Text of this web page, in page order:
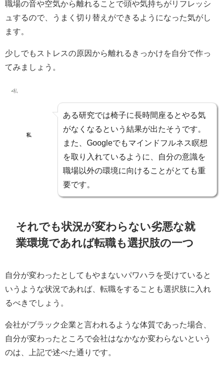
職場の音や空気から離れることで頭や気持ちがリフレッシ
ュするので、うまく切り替えができるようになった気がし
ます。
少しでもストレスの原因から離れるきっかけを自分で作っ
てみましょう。
私
ある研究では椅子に長時間座るとやる気
がなくなるという結果が出たそうです。
また、Googleでもマインドフルネス瞑想
を取り入れているように、自分の意識を
職場以外の環境に向けることがとても重
要です。
それでも状況が変わらない劣悪な就
業環境であれば転職も選択肢の一つ
自分が変わったとしてもやまないパワハラを受けていると
いうような状況であれば、転職をすることも選択肢に入れ
るべきでしょう。
会社がブラック企業と言われるような体質であった場合、
自分が変わったところで会社はなかなか変わらないという
のは、上記で述べた通りです。